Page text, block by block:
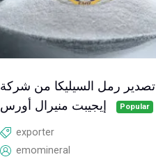
تصدير رمل السيليكا من شركة
إيجيبت منيرال أورس
Popular
exporter
emomineral